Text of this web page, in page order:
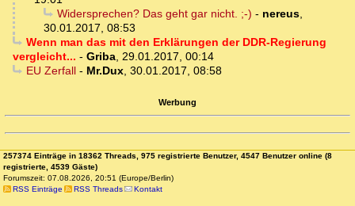
Widersprechen? Das geht gar nicht. ;-) - nereus,
30.01.2017, 08:53
Wenn man das mit den Erklärungen der DDR-Regierung
vergleicht... - Griba, 29.01.2017, 00:14
EU Zerfall- Mr.Dux, 30.01.2017, 08:58
Werbung
257374 Einträge in 18362 Threads, 975 registrierte Benutzer, 4547 Benutzer online (8
registrierte, 4539 Gäste)
Forumszeit: 07.08.2026, 20:51 (Europe/Berlin)
RSS Einträge
RSS Threads Kontakt